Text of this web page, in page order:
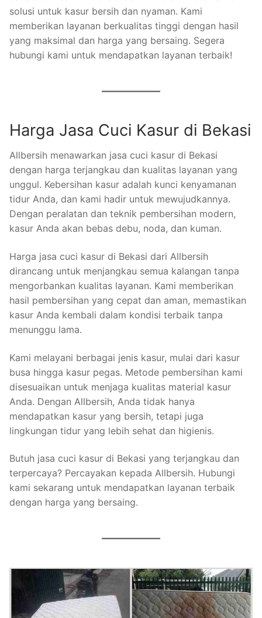
solusi untuk kasur bersih dan nyaman. Kami
memberikan layanan berkualitas tinggi dengan hasil
yang maksimal dan harga yang bersaing. Segera
hubungi kami untuk mendapatkan layanan terbaik!
Harga Jasa Cuci Kasur di Bekasi
Allbersih menawarkan jasa cuci kasur di Bekasi
dengan harga terjangkau dan kualitas layanan yang
unggul. Kebersihan kasur adalah kunci kenyamanan
tidur Anda, dan kami hadir untuk mewujudkannya.
Dengan peralatan dan teknik pembersihan modern,
kasur Anda akan bebas debu, noda, dan kuman.
Harga jasa cuci kasur di Bekasi dari Allbersih
dirancang untuk menjangkau semua kalangan tanpa
mengorbankan kualitas layanan. Kami memberikan
hasil pembersihan yang cepat dan aman, memastikan
kasur Anda kembali dalam kondisi terbaik tanpa
menunggu lama.
Kami melayani berbagai jenis kasur, mulai dari kasur
busa hingga kasur pegas. Metode pembersihan kami
disesuaikan untuk menjaga kualitas material kasur
Anda. Dengan Allbersih, Anda tidak hanya
mendapatkan kasur yang bersih, tetapi juga
lingkungan tidur yang lebih sehat dan higienis.
Butuh jasa cuci kasur di Bekasi yang terjangkau dan
terpercaya? Percayakan kepada Allbersih. Hubungi
kami sekarang untuk mendapatkan layanan terbaik
dengan harga yang bersaing.